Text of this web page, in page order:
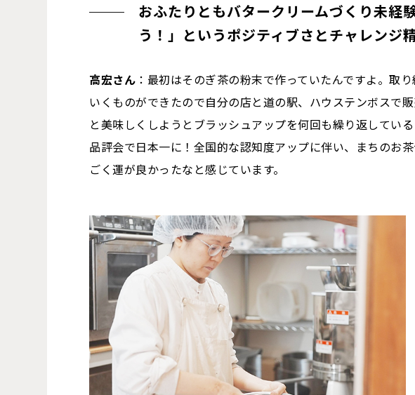
おふたりともバタークリームづくり未経
う！」というポジティブさとチャレンジ
高宏さん ：最初はそのぎ茶の粉末で作っていたんですよ。取
いくものができたので自分の店と道の駅、ハウステンボスで
と美味しくしようとブラッシュアップを何回も繰り返してい
品評会で日本一に！全国的な認知度アップに伴い、まちのお
ごく運が良かったなと感じています。